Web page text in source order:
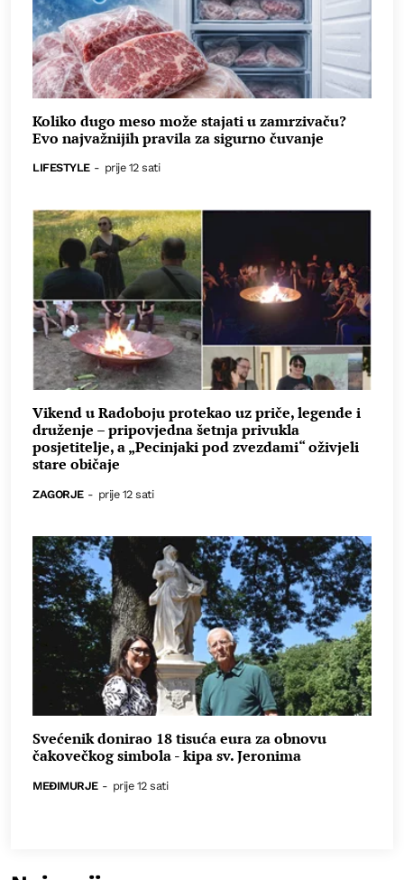
Koliko dugo meso može stajati u zamrzivaču?
Evo najvažnijih pravila za sigurno čuvanje
LIFESTYLE - prije 12 sati
Vikend u Radoboju protekao uz priče, legende i
druženje – pripovjedna šetnja privukla
posjetitelje, a „Pecinjaki pod zvezdami“ oživjeli
stare običaje
ZAGORJE - prije 12 sati
Svećenik donirao 18 tisuća eura za obnovu
čakovečkog simbola - kipa sv. Jeronima
MEĐIMURJE - prije 12 sati